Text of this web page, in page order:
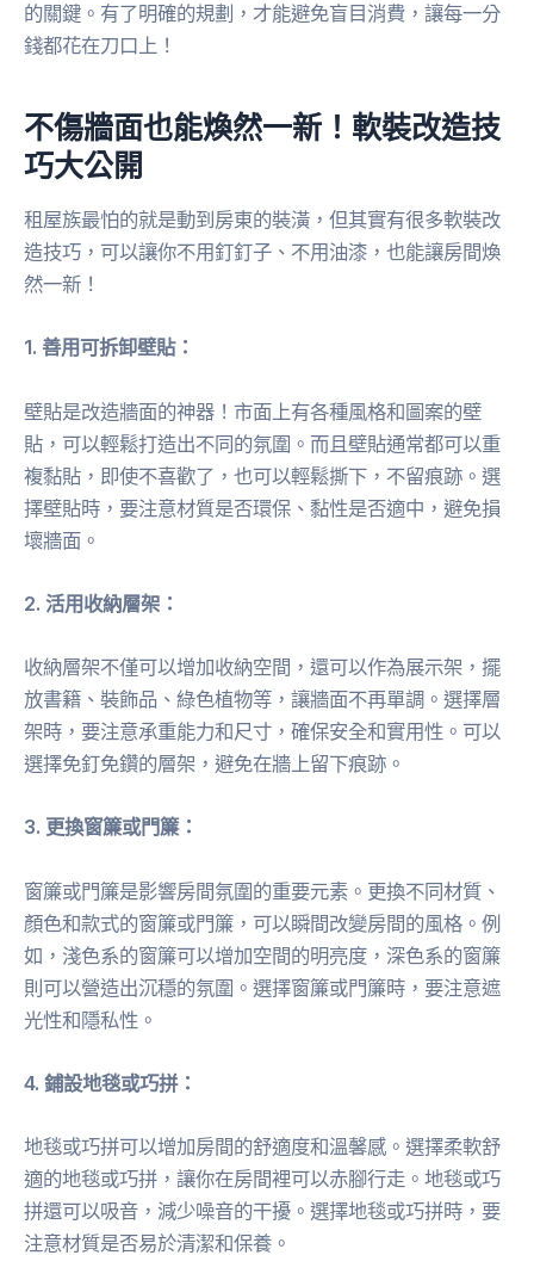
的關鍵。有了明確的規劃，才能避免盲目消費，讓每一分
錢都花在刀口上！
不傷牆面也能煥然一新！軟裝改造技
巧大公開
租屋族最怕的就是動到房東的裝潢，但其實有很多軟裝改
造技巧，可以讓你不用釘釘子、不用油漆，也能讓房間煥
然一新！
1. 善用可拆卸壁貼：
壁貼是改造牆面的神器！市面上有各種風格和圖案的壁
貼，可以輕鬆打造出不同的氛圍。而且壁貼通常都可以重
複黏貼，即使不喜歡了，也可以輕鬆撕下，不留痕跡。選
擇壁貼時，要注意材質是否環保、黏性是否適中，避免損
壞牆面。
2. 活用收納層架：
收納層架不僅可以增加收納空間，還可以作為展示架，擺
放書籍、裝飾品、綠色植物等，讓牆面不再單調。選擇層
架時，要注意承重能力和尺寸，確保安全和實用性。可以
選擇免釘免鑽的層架，避免在牆上留下痕跡。
3. 更換窗簾或門簾：
窗簾或門簾是影響房間氛圍的重要元素。更換不同材質、
顏色和款式的窗簾或門簾，可以瞬間改變房間的風格。例
如，淺色系的窗簾可以增加空間的明亮度，深色系的窗簾
則可以營造出沉穩的氛圍。選擇窗簾或門簾時，要注意遮
光性和隱私性。
4. 鋪設地毯或巧拼：
地毯或巧拼可以增加房間的舒適度和溫馨感。選擇柔軟舒
適的地毯或巧拼，讓你在房間裡可以赤腳行走。地毯或巧
拼還可以吸音，減少噪音的干擾。選擇地毯或巧拼時，要
注意材質是否易於清潔和保養。